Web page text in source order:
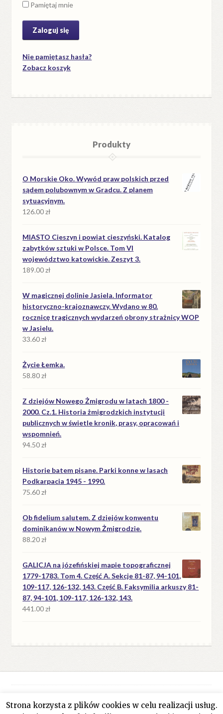
Pamiętaj mnie
Nie pamiętasz hasła?
Zobacz koszyk
Produkty
O Morskie Oko. Wywód praw polskich przed
sądem polubownym w Gradcu. Z planem
sytuacyjnym.
126.00zł
MIASTO Cieszyn i powiat cieszyński. Katalog
zabytków sztuki w Polsce. Tom VI
województwo katowickie. Zeszyt 3.
189.00zł
W magicznej dolinie Jasiela. Informator
historyczno-krajoznawczy. Wydano w 80.
rocznicę tragicznych wydarzeń obrony strażnicy WOP
w Jasielu.
33.60zł
Życie Łemka.
58.80zł
Z dziejów Nowego Żmigrodu w latach 1800 -
2000. Cz.1. Historia żmigrodzkich instytucji
publicznych w świetle kronik, prasy, opracowań i
wspomnień.
94.50zł
Historie batem pisane. Parki konne w lasach
Podkarpacia 1945 - 1990.
75.60zł
Ob fidelium salutem. Z dziejów konwentu
dominikanów w Nowym Żmigrodzie.
88.20zł
GALICJA na józefińskiej mapie topograficznej
1779-1783. Tom 4. Część A. Sekcje 81-87, 94-101,
109-117, 126-132, 143. Część B. Faksymilia arkuszy 81-
87, 94-101, 109-117, 126-132, 143.
441.00zł
© Antykwariat Filar 2026
Strona korzysta z plików cookies w celu realizacji usług.